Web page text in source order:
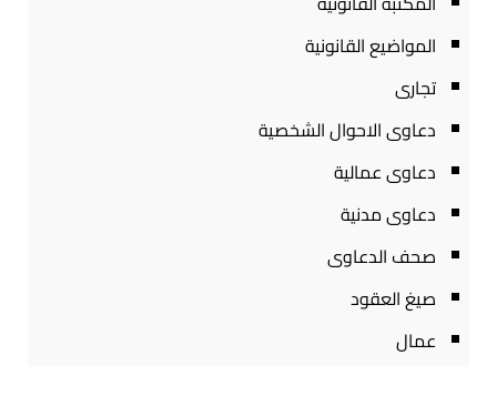
المواضيع القانونية
تجارى
دعاوى الاحوال الشخصية
دعاوى عمالية
دعاوى مدنية
صحف الدعاوى
صيغ العقود
عمال